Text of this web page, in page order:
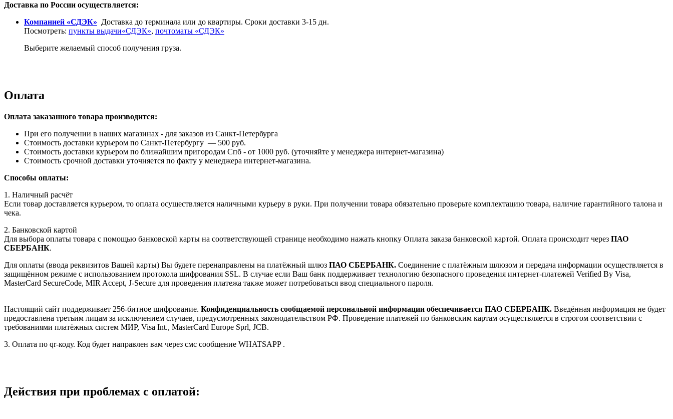
Доставка по России осуществляется:
Компанией «СДЭК» Доставка до терминала или до квартиры. Сроки доставки 3-15 дн.
Посмотреть: пункты выдачи«СДЭК», почтоматы «СДЭК»
Выберите желаемый способ получения груза.
Оплата
Оплата заказанного товара производится:
При его получении в наших магазинах - для заказов из Санкт-Петербурга
Стоимость доставки курьером по Санкт-Петербургу — 500 руб.
Стоимость доставки курьером по ближайшим пригородам Спб - от 1000 руб. (уточняйте у менеджера интернет-магазина)
Стоимость срочной доставки уточняется по факту у менеджера интернет-магазина.
Способы оплаты:
1. Наличный расчёт
Если товар доставляется курьером, то оплата осуществляется наличными курьеру в руки. При получении товара обязательно проверьте комплектацию товара, наличие гарантийного талона и
чека.
2. Банковской картой
Для выбора оплаты товара с помощью банковской карты на соответствующей странице необходимо нажать кнопку Оплата заказа банковской картой. Оплата происходит через ПАО
СБЕРБАНК.
Для оплаты (ввода реквизитов Вашей карты) Вы будете перенаправлены на платёжный шлюз ПАО СБЕРБАНК. Соединение с платёжным шлюзом и передача информации осуществляется в
защищённом режиме с использованием протокола шифрования SSL. В случае если Ваш банк поддерживает технологию безопасного проведения интернет-платежей Verified By Visa,
MasterCard SecureCode, MIR Accept, J-Secure для проведения платежа также может потребоваться ввод специального пароля.
Настоящий сайт поддерживает 256-битное шифрование. Конфиденциальность сообщаемой персональной информации обеспечивается ПАО СБЕРБАНК. Введённая информация не будет
предоставлена третьим лицам за исключением случаев, предусмотренных законодательством РФ. Проведение платежей по банковским картам осуществляется в строгом соответствии с
требованиями платёжных систем МИР, Visa Int., MasterCard Europe Sprl, JCB.
3. Оплата по qr-коду. Код будет направлен вам через смс сообщение WHATSAPP .
Действия при проблемах с оплатой: